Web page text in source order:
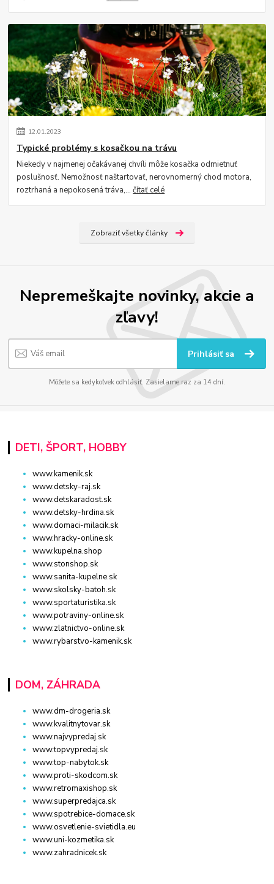
12.01.2023
Typické problémy s kosačkou na trávu
Niekedy v najmenej očakávanej chvíli môže kosačka odmietnuť
poslušnosť. Nemožnosť naštartovať, nerovnomerný chod motora,
roztrhaná a nepokosená tráva,...čítať celé
Zobraziť všetky články
Nepremeškajte novinky, akcie a
zľavy!
Prihlásiť sa
Môžete sa kedykoľvek odhlásiť. Zasielame raz za 14 dní.
DETI, ŠPORT, HOBBY
www.kamenik.sk
www.detsky-raj.sk
www.detskaradost.sk
www.detsky-hrdina.sk
www.domaci-milacik.sk
www.hracky-online.sk
www.kupelna.shop
www.stonshop.sk
www.sanita-kupelne.sk
www.skolsky-batoh.sk
www.sportaturistika.sk
www.potraviny-online.sk
www.zlatnictvo-online.sk
www.rybarstvo-kamenik.sk
DOM, ZÁHRADA
www.dm-drogeria.sk
www.kvalitnytovar.sk
www.najvypredaj.sk
www.topvypredaj.sk
www.top-nabytok.sk
www.proti-skodcom.sk
www.retromaxishop.sk
www.superpredajca.sk
www.spotrebice-domace.sk
www.osvetlenie-svietidla.eu
www.uni-kozmetika.sk
www.zahradnicek.sk